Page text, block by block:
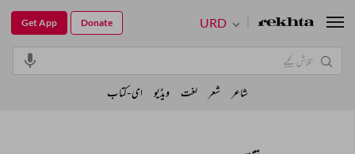
URD
Get App Donate
شاعر شعر لغت ویڈیو ای-کتاب